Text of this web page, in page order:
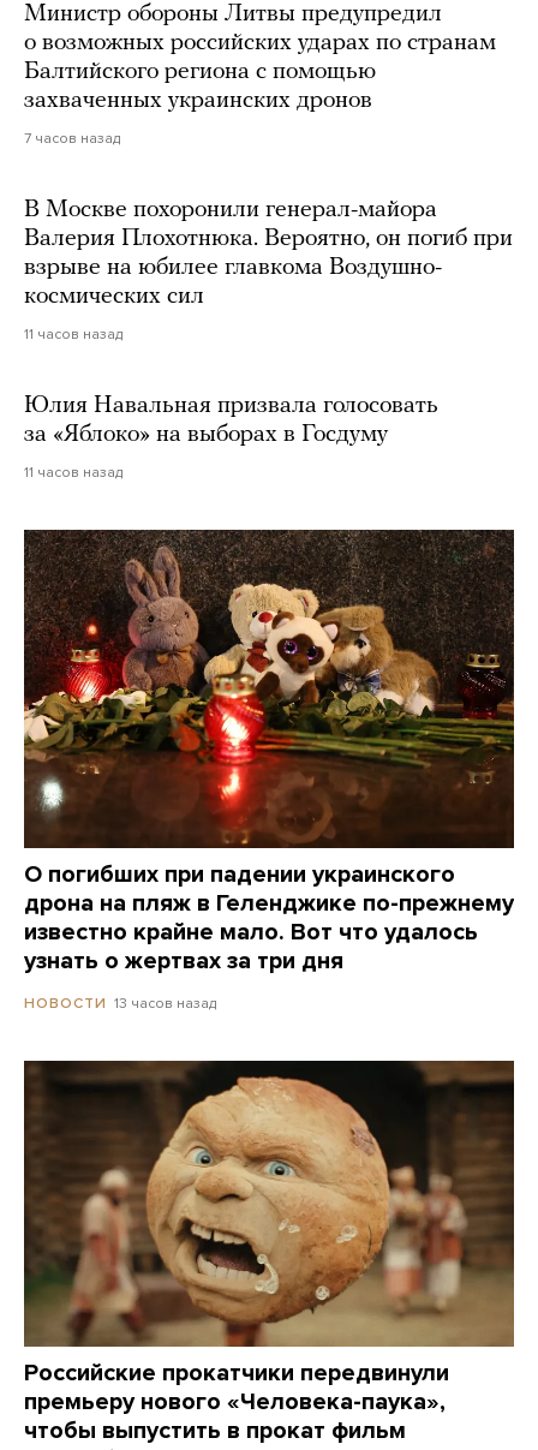
Министр обороны Литвы предупредил
о возможных российских ударах по странам
Балтийского региона с помощью
захваченных украинских дронов
7 часов назад
В Москве похоронили генерал-майора
Валерия Плохотнюка. Вероятно, он погиб при
взрыве на юбилее главкома Воздушно-
космических сил
11 часов назад
Юлия Навальная призвала голосовать
за «Яблоко» на выборах в Госдуму
11 часов назад
О погибших при падении украинского
дрона на пляж в Геленджике по-прежнему
известно крайне мало. Вот что удалось
узнать о жертвах за три дня
НОВОСТИ 13 часов назад
Российские прокатчики передвинули
премьеру нового «Человека-паука»,
чтобы выпустить в прокат фильм